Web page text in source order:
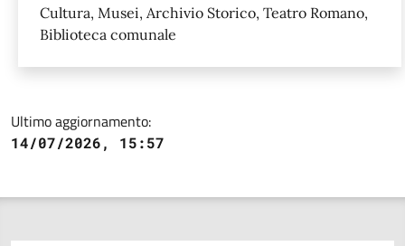
Cultura, Musei, Archivio Storico, Teatro Romano,
Biblioteca comunale
Ultimo aggiornamento:
14/07/2026, 15:57